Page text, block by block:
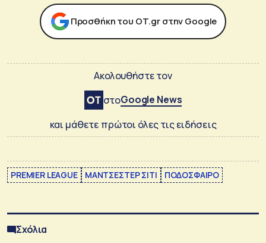
Προσθήκη του ΟΤ.gr στην Google
Ακολουθήστε τον
στοGoogle News
και μάθετε πρώτοι όλες τις ειδήσεις
PREMIER LEAGUE ΜΑΝΤΣΕΣΤΕΡ ΣΙΤΙ ΠΟΔΟΣΦΑΙΡΟ
Σχόλια